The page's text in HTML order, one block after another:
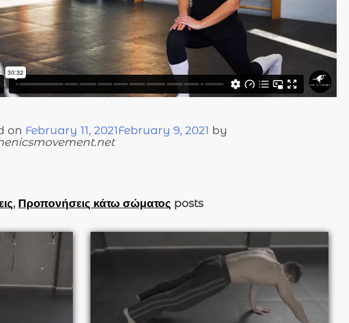
on February 11, 2021February 9, 2021 by
, Προπονήσεις κάτω σώματος posts